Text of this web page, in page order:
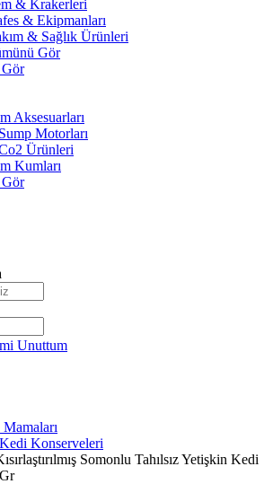
& Krakerleri
& Ekipmanları
& Sağlık Ürünleri
Gör
Aksesuarları
Motorları
Ürünleri
Kumları
Unuttum
Kedi Konserveleri
Somonlu Tahılsız Yetişkin Kedi